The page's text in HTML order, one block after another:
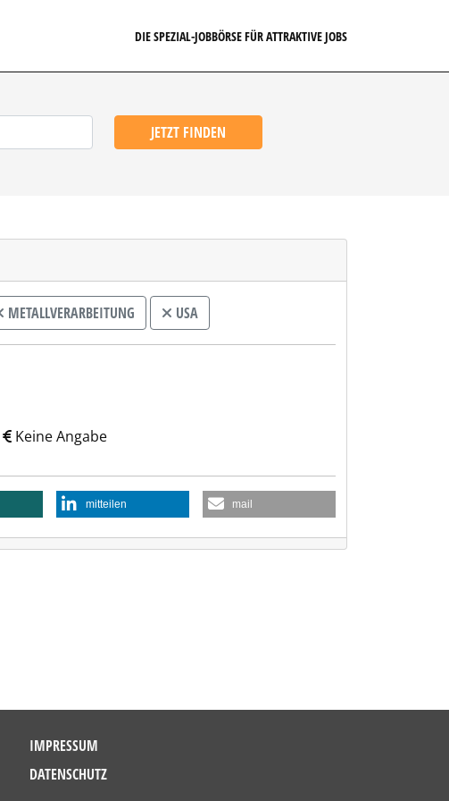
DIE SPEZIAL-JOBBÖRSE FÜR ATTRAKTIVE JOBS
JETZT FINDEN
METALLVERARBEITUNG USA
Keine Angabe
mitteilen mail
IMPRESSUM
DATENSCHUTZ